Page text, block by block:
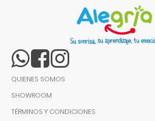
QUIENES SOMOS
SHOWROOM
TÉRMINOS Y CONDICIONES